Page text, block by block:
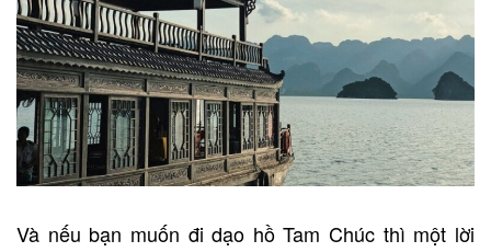
Và nếu bạn muốn đi dạo hồ Tam Chúc thì một lời